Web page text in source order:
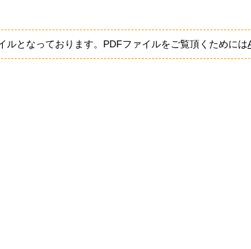
ルとなっております。PDFファイルをご覧頂くためには